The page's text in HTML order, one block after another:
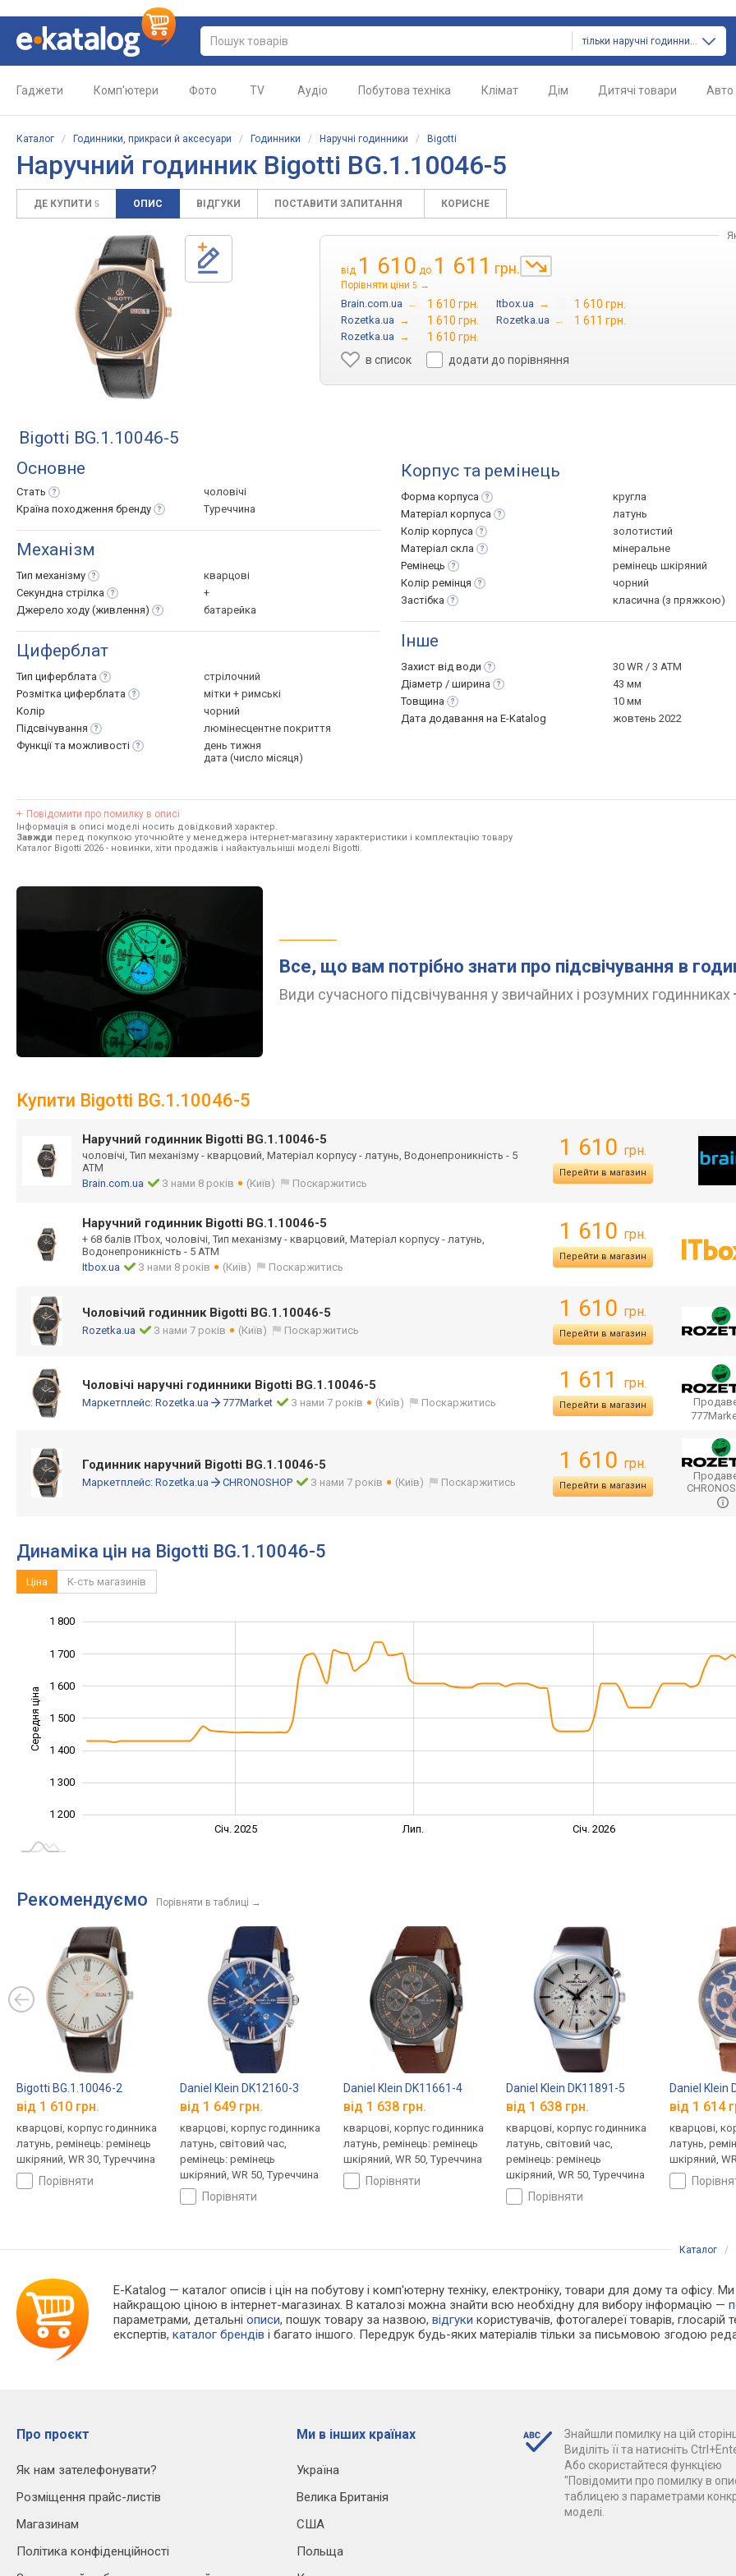
тільки наручні годинники
Гаджети Комп'ютери Фото TV Аудіо Побутова техніка Клімат Дім Дитячі товари Авто
Каталог / Годинники, прикраси й аксесуари / Годинники / Наручні годинники / Bigotti
Наручний годинник Bigotti BG.1.10046-5
ДЕ КУПИТИ 5 ОПИС ВІДГУКИ ПОСТАВИТИ ЗАПИТАННЯ КОРИСНЕ
від 1 610 до 1 611 грн.
Порівняти ціни 5 →
Brain.com.ua → 1 610 грн. Itbox.ua → 1 610 грн.
Rozetka.ua → 1 610 грн. Rozetka.ua → 1 611 грн.
Rozetka.ua →
1 610 грн.
в список
додати до порівняння
Bigotti BG.1.10046-5
Основне
Стать
чоловічі
Країна походження бренду Туреччина
Механізм
Тип механізму
кварцові
Секундна стрілка
+
Джерело ходу (живлення) батарейка
Циферблат
Тип циферблата
стрілочний
Розмітка циферблата
мітки + римські
Колір
чорний
Підсвічування
люмінесцентне покриття
Функції та можливості
день тижня
дата (число місяця)
Корпус та ремінець
Форма корпуса
кругла
Матеріал корпуса
латунь
Колір корпуса
золотистий
Матеріал скла
мінеральне
Ремінець
ремінець шкіряний
Колір ремінця
чорний
Застібка
класична (з пряжкою)
Інше
Захист від води
30 WR / 3 ATM
Діаметр / ширина
43 мм
Товщина
10 мм
Дата додавання на E-Katalog
жовтень 2022
Повідомити про помилку в описі
Інформація в описі моделі носить довідковий характер.
Завжди перед покупкою уточнюйте у менеджера інтернет-магазину характеристики і комплектацію товару
Каталог Bigotti 2026 - новинки, хіти продажів і найактуальніші моделі Bigotti.
Все, що вам потрібно знати про підсвічування в
Види сучасного підсвічування у звичайних і розумних годинниках
Купити Bigotti BG.1.10046-5
Наручний годинник Bigotti BG.1.10046-5
чоловічі, Тип механізму - кварцовий, Матеріал корпусу - латунь, Водонепроникність - 5
ATM
Brain.com.ua
З нами 8 років (Київ) Поскаржитись
1 610 грн.
Перейти в магазин
Наручний годинник Bigotti BG.1.10046-5
+ 68 балів ITbox, чоловічі, Тип механізму - кварцовий, Матеріал корпусу - латунь,
Водонепроникність - 5 ATM
Itbox.ua
З нами 8 років (Київ) Поскаржитись
1 610 грн.
Перейти в магазин
Чоловічий годинник Bigotti BG.1.10046-5
Rozetka.ua З нами 7 років (Київ) Поскаржитись
1 610 грн.
Перейти в магазин
Чоловічі наручні годинники Bigotti BG.1.10046-5
Маркетплейс: Rozetka.ua 777Market З нами 7 років (Київ) Поскаржитись
1 611 грн.
Перейти в магазин
Годинник наручний Bigotti BG.1.10046-5
Маркетплейс: Rozetka.ua CHRONOSHOP З нами 7 років (Київ) Поскаржитись
1 610 грн.
Перейти в магазин
Динаміка цін на Bigotti BG.1.10046-5
Ціна К-сть магазинів
Середня ціна 1 200
1 200
1 300
1 400
1 500
1 600
1 700
1 800
Січ. 2025 Лип. Січ. 2026
Рекомендуємо Порівняти в таблиці →
Bigotti BG.1.10046-2
від 1 610 грн.
кварцові, корпус годинника
латунь, ремінець: ремінець
шкіряний, WR 30, Туреччина
порівняти
Daniel Klein DK12160-3
від 1 649 грн.
кварцові, корпус годинника
латунь, світовий час,
ремінець: ремінець
шкіряний, WR 50, Туреччина
порівняти
Daniel Klein DK11661-4
від 1 638 грн.
кварцові, корпус годинника
латунь, ремінець: ремінець
шкіряний, WR 50, Туреччина
порівняти
Daniel Klein DK11891-5
від 1 638 грн.
кварцові, корпус годинника
латунь, світовий час,
ремінець: ремінець
шкіряний, WR 50, Туреччина
порівняти
Daniel Klein
від 1 614
кварцові,
латунь,
шкіряний,
Каталог /
E-Katalog — каталог описів і цін на побутову і комп'ютерну техніку, електроніку, товари для дому та офісу.
найкращою ціною в інтернет-магазинах. В каталозі можна знайти всю необхідну для вибору інформацію —
параметрами, детальніописи, пошук товару за назвою,відгуки користувачів, фотогалереї товарів, глосарій
експертів,каталог брендів і багато іншого. Передрук будь-яких матеріалів тільки за письмовою згодою
Про проєкт
Як нам зателефонувати?
Розміщення прайс-листів
Магазинам
Політика конфіденційності
Ми в інших країнах
Україна
Велика Британія
США
Польща
Знайшли помилку на цій
Виділіть її та натисніть
Або скористайтеся функцією
"Повідомити про помилку в
таблицею з параметрами
моделі.